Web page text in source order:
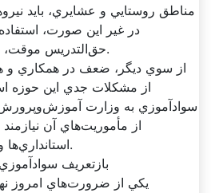
مناطق روستايي و عشايري، بايد
در غير اين صورت،
حق‌التدريس موقت، راهکاري ناپايدار خواهد بود.
از سوي ديگر، ضعف در همکاري و
از مشکلات جدي اين حوزه
سوادآموزي به وزارت
از مأموريت‌هاي آن نيازمند
استانداري‌ها و مجموعه‌هاي محلي است.
بازتعريف
يکي از ضرورت‌هاي امروز